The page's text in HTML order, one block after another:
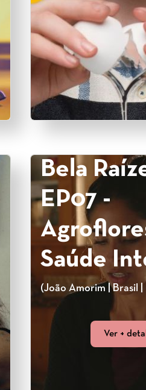
Bela
EP07 -
Saúde
(João Amorim | Brasil |
Ver +